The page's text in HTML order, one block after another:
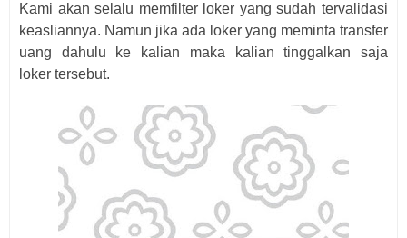
Kami akan selalu memfilter loker yang sudah tervalidasi
keasliannya. Namun jika ada loker yang meminta transfer
uang dahulu ke kalian maka kalian tinggalkan saja
loker tersebut.